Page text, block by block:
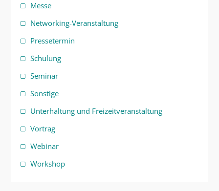
Messe
Networking-Veranstaltung
Pressetermin
Schulung
Seminar
Sonstige
Unterhaltung und Freizeitveranstaltung
Vortrag
Webinar
Workshop